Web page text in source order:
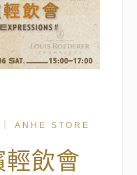
ANHE STORE
飲會